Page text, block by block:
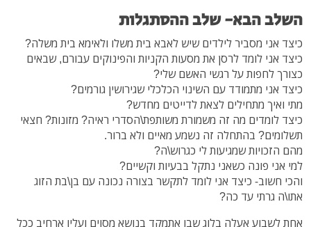
השלב הבא- שלב ההסתגלות
כיצד אני מסביר לילדים שיש לאבא בית משלו ולאימא בית משלה?
כיצד אני לומד לרסן את מסעות הקניות והפינוקים עבורם, שבאים
כצורך לחפות על רגשי האשם שלי?
כיצד אני מתמודד עם השינוי הכלכלי שגירושין גורמים?
מתי ואיך מתחילים לצאת לדייטים מחדש?
כיצד לומדים מה זה משמורת משותפת\הסדרי ראיה? מזונות? חצאי
תשלומים? בהתחלה זה נשמע מאיים ולא ברור.
מהם הזכויות שמגיעות לי כגרוש\ה?
למי אני פונה כשאני נתקל בבעיות וקשיים?
והכי חשוב- כיצד אני לומד לתקשר בצורה נכונה עם בן\בת הזוג
אתו\ה גרתי עד כה?
אחת לשבוע אעלה בלוג שבו אתמקד בנושא מסוים ועליו ארחיב ככל